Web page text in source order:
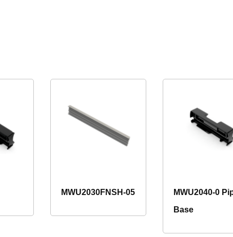
MWU2030FNSH-05
MWU2040-0
Base